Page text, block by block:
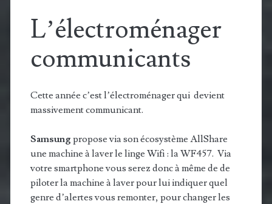
L’électroménager
communicants
Cette année c’est l’électroménager qui devient
massivement communicant.
Samsung propose via son écosystème AllShare
une machine à laver le linge Wifi : la WF457. Via
votre smartphone vous serez donc à même de de
piloter la machine à laver pour lui indiquer quel
genre d’alertes vous remonter, pour changer les